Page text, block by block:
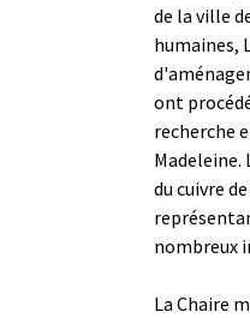
de la ville
humaines,
ont
recherche
du cuivre
nombreux
La Chaire